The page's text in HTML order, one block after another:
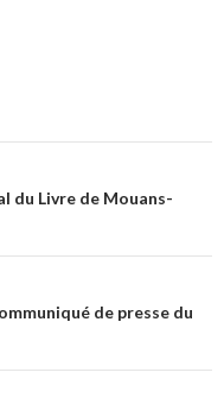
du Livre de Mouans-
de presse du